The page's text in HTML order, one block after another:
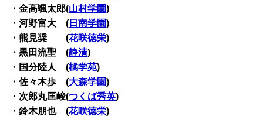
・金高颯太郎(山村学園)
・河野富大 ( 日南学園)
・熊見奨 (花咲徳栄)
・黒田流聖 (静清)
・国分陸人 (橘学苑)
・佐々木歩 (大森学園)
・次郎丸匡峻(つくば秀英)
・鈴木朋也 (花咲徳栄)